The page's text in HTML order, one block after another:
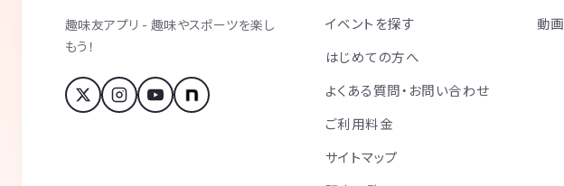
趣味友アプリ - 趣味やスポーツを楽し
もう！
イベントを探す
はじめての方へ
よくある質問・お問い合わせ
ご利用料金
サイトマップ
動